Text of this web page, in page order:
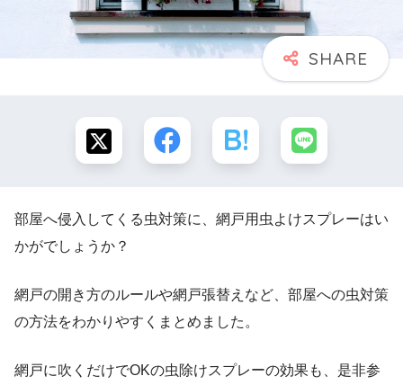
部屋へ侵入してくる虫対策に、網戸用虫よけスプレーはい
かがでしょうか？
網戸の開き方のルールや網戸張替えなど、部屋への虫対策
の方法をわかりやすくまとめました。
網戸に吹くだけでOKの虫除けスプレーの効果も、是非参